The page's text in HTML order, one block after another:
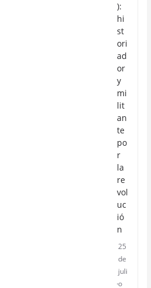
):
hi
st
ori
ad
or
y
mi
lit
an
te
po
r
la
re
vol
uc
ió
n
25
de
juli
o